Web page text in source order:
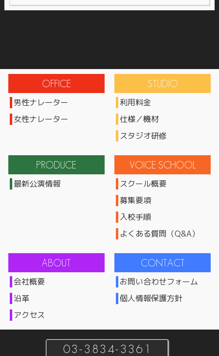
男性ナレーター
女性ナレーター
利用料金
仕様／機材
スタジオ研修
最新公演情報
スクール概要
募集要項
入校手順
よくある質問（Q&A）
会社概要
沿革
アクセス
お問い合わせフォーム
個人情報保護方針
03-3834-3361